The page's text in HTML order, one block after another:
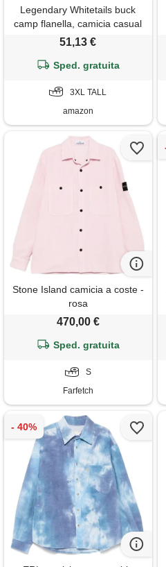
Legendary Whitetails buck
camp flanella, camicia casual
a maniche lunghe con bottoni,
ardesia barnwood, 3xl alti
51,13 €
Sped. gratuita
3XL TALL
amazon
Stone Island camicia a coste -
rosa
470,00 €
Sped. gratuita
S
Farfetch